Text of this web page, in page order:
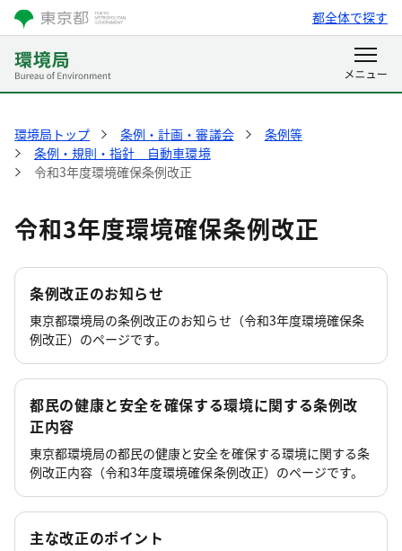
都全体で探す
環境局トップ 条例・計画・審議会
条例等
条例・規則・指針 自動車環境
令和3年度環境確保条例改正
令和3年度環境確保条例改正
条例改正のお知らせ
東京都環境局の条例改正のお知らせ（令和3年度環境確保条
例改正）のページです。
都民の健康と安全を確保する環境に関する条例改
正内容
東京都環境局の都民の健康と安全を確保する環境に関する条
例改正内容（令和3年度環境確保条例改正）のページです。
主な改正のポイント